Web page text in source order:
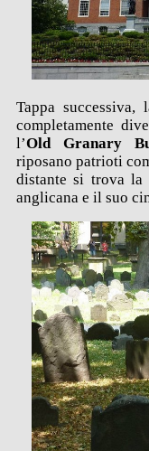
Tappa successiva,
completamente
l’Old Granary
riposano patrioti
distante si trova la
anglicana e il suo